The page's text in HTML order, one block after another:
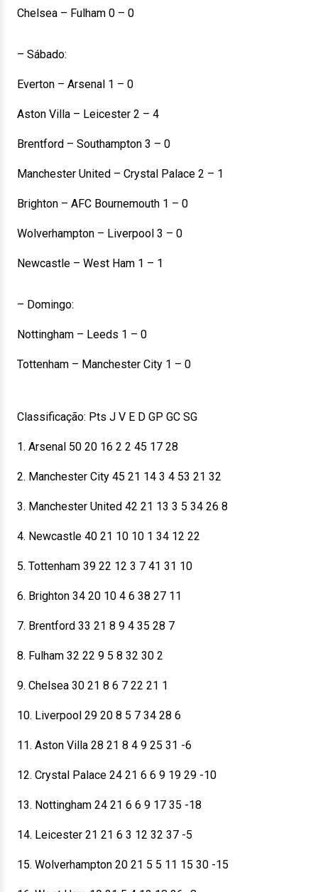
Chelsea – Fulham 0 – 0
– Sábado:
Everton – Arsenal 1 – 0
Aston Villa – Leicester 2 – 4
Brentford – Southampton 3 – 0
Manchester United – Crystal Palace 2 – 1
Brighton – AFC Bournemouth 1 – 0
Wolverhampton – Liverpool 3 – 0
Newcastle – West Ham 1 – 1
– Domingo:
Nottingham – Leeds 1 – 0
Tottenham – Manchester City 1 – 0
Classificação: Pts J V E D GP GC SG
1. Arsenal 50 20 16 2 2 45 17 28
2. Manchester City 45 21 14 3 4 53 21 32
3. Manchester United 42 21 13 3 5 34 26 8
4. Newcastle 40 21 10 10 1 34 12 22
5. Tottenham 39 22 12 3 7 41 31 10
6. Brighton 34 20 10 4 6 38 27 11
7. Brentford 33 21 8 9 4 35 28 7
8. Fulham 32 22 9 5 8 32 30 2
9. Chelsea 30 21 8 6 7 22 21 1
10. Liverpool 29 20 8 5 7 34 28 6
11. Aston Villa 28 21 8 4 9 25 31 -6
12. Crystal Palace 24 21 6 6 9 19 29 -10
13. Nottingham 24 21 6 6 9 17 35 -18
14. Leicester 21 21 6 3 12 32 37 -5
15. Wolverhampton 20 21 5 5 11 15 30 -15